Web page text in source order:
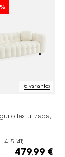
5 variantes
texturizada,
4.5 (41)
479,99 €